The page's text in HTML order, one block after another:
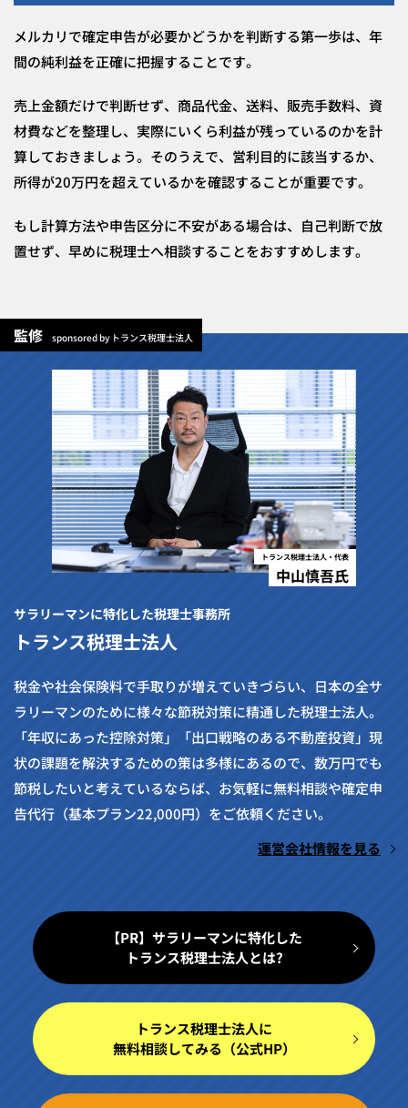
メルカリで確定申告が必要かどうかを判断する第一歩は、年
間の純利益を正確に把握することです。
売上金額だけで判断せず、商品代金、送料、販売手数料、資
材費などを整理し、実際にいくら利益が残っているのかを計
算しておきましょう。そのうえで、営利目的に該当するか、
所得が20万円を超えているかを確認することが重要です。
もし計算方法や申告区分に不安がある場合は、自己判断で放
置せず、早めに税理士へ相談することをおすすめします。
監修 sponsored by トランス税理士法人
トランス税理士法人・代表
中山慎吾氏
サラリーマンに特化した税理士事務所
トランス税理士法人
税金や社会保険料で手取りが増えていきづらい、日本の全サ
ラリーマンのために様々な節税対策に精通した税理士法人。
「年収にあった控除対策」「出口戦略のある不動産投資」現
状の課題を解決するための策は多様にあるので、数万円でも
節税したいと考えているならば、お気軽に無料相談や確定申
告代行（基本プラン22,000円）をご依頼ください。
運営会社情報を見る
【PR】サラリーマンに特化した
トランス税理士法人とは?
トランス税理士法人に
無料相談してみる（公式HP）